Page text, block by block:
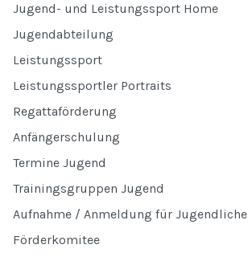
Jugend- und Leistungssport Home
Jugendabteilung
Leistungssport
Leistungssportler Portraits
Regattaförderung
Anfängerschulung
Termine Jugend
Trainingsgruppen Jugend
Aufnahme / Anmeldung für Jugendliche
Förderkomitee